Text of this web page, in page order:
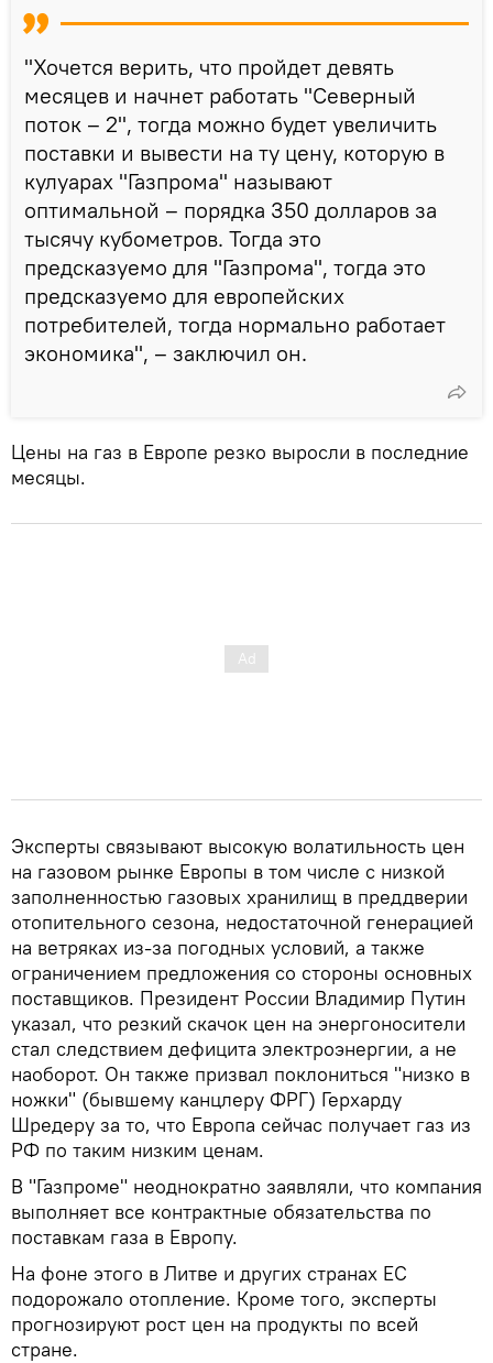
"Хочется верить, что пройдет девять
месяцев и начнет работать "Северный
поток – 2", тогда можно будет увеличить
поставки и вывести на ту цену, которую в
кулуарах "Газпрома" называют
оптимальной – порядка 350 долларов за
тысячу кубометров. Тогда это
предсказуемо для "Газпрома", тогда это
предсказуемо для европейских
потребителей, тогда нормально работает
экономика", – заключил он.
Цены на газ в Европе резко выросли в последние
месяцы.
Эксперты связывают высокую волатильность цен
на газовом рынке Европы в том числе с низкой
заполненностью газовых хранилищ в преддверии
отопительного сезона, недостаточной генерацией
на ветряках из-за погодных условий, а также
ограничением предложения со стороны основных
поставщиков. Президент России Владимир Путин
указал, что резкий скачок цен на энергоносители
стал следствием дефицита электроэнергии, а не
наоборот. Он также призвал поклониться "низко в
ножки" (бывшему канцлеру ФРГ) Герхарду
Шредеру за то, что Европа сейчас получает газ из
РФ по таким низким ценам.
В "Газпроме" неоднократно заявляли, что компания
выполняет все контрактные обязательства по
поставкам газа в Европу.
На фоне этого в Литве и других странах ЕС
подорожало отопление. Кроме того, эксперты
прогнозируют рост цен на продукты по всей
стране.